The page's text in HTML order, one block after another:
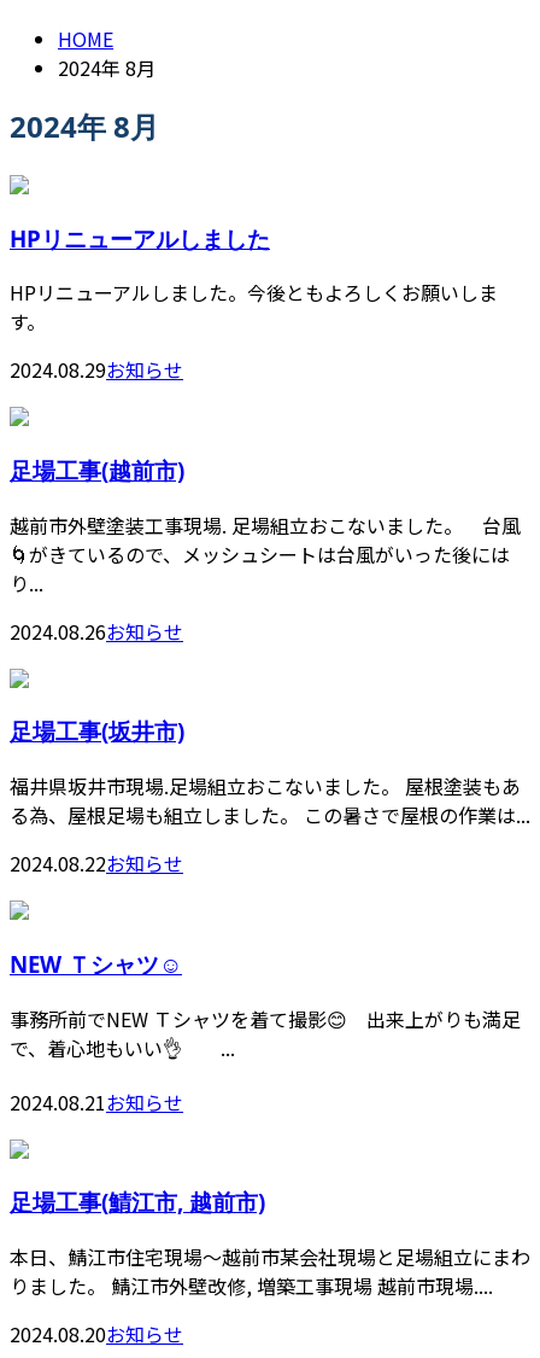
HOME
2024年 8月
2024年 8月
HPリニューアルしました
HPリニューアルしました。今後ともよろしくお願いしま
す。
2024.08.29お知らせ
足場工事(越前市)
越前市外壁塗装工事現場. 足場組立おこないました。 台風
🌀がきているので、メッシュシートは台風がいった後には
り...
2024.08.26お知らせ
足場工事(坂井市)
福井県坂井市現場.足場組立おこないました。 屋根塗装もあ
る為、屋根足場も組立しました。 この暑さで屋根の作業は...
2024.08.22お知らせ
NEW Ｔシャツ☺️
事務所前でNEW Ｔシャツを着て撮影😊 出来上がりも満足
で、着心地もいい👌 ...
2024.08.21お知らせ
足場工事(鯖江市, 越前市)
本日、鯖江市住宅現場〜越前市某会社現場と足場組立にまわ
りました。 鯖江市外壁改修, 増築工事現場 越前市現場....
2024.08.20お知らせ